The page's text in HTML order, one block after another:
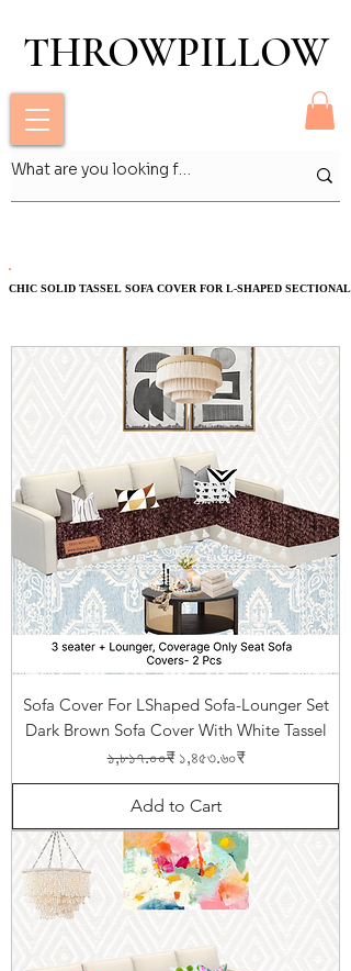
THROWPILLOW
THROWPILLOW
CHIC SOLID TASSEL SOFA COVER FOR L-SHAPED SECTIONAL
CHIC SOLID TASSEL SOFA COVER FOR L-SHAPED SECTIONAL
Sofa Cover For LShaped Sofa-Lounger Set
Dark Brown Sofa Cover With White Tassel
Regular Price
১,৮১৭.০০₹ Sale Price
১,৪৫৩.৬০₹
Add to Cart